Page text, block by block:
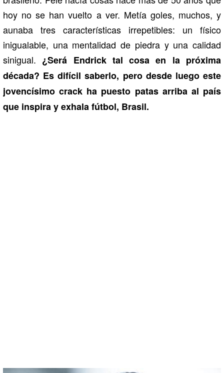
hoy no se han vuelto a ver. Metía goles, muchos, y
aunaba tres características irrepetibles: un físico
inigualable, una mentalidad de piedra y una calidad
sinigual. ¿Será Endrick tal cosa en la próxima
década? Es difícil saberlo, pero desde luego este
jovencísimo crack ha puesto patas arriba al país
que inspira y exhala fútbol, Brasil.